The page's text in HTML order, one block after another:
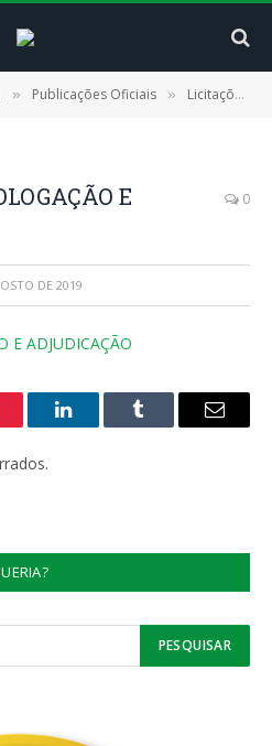
» Publicações Oficiais » Licitações
E
0
DE 2019
E ADJUDICAÇÃO
LinkedInTumblr
E-